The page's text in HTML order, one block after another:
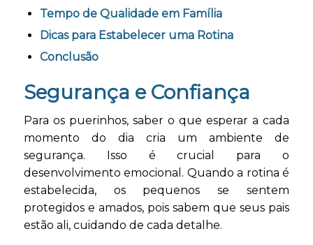
Tempo de Qualidade em Família
Dicas para Estabelecer uma Rotina
Conclusão
Segurança e Confiança
Para os puerinhos, saber o que esperar a cada
momento do dia cria um ambiente de
segurança. Isso é crucial para o
desenvolvimento emocional. Quando a rotina é
estabelecida, os pequenos se sentem
protegidos e amados, pois sabem que seus pais
estão ali, cuidando de cada detalhe.